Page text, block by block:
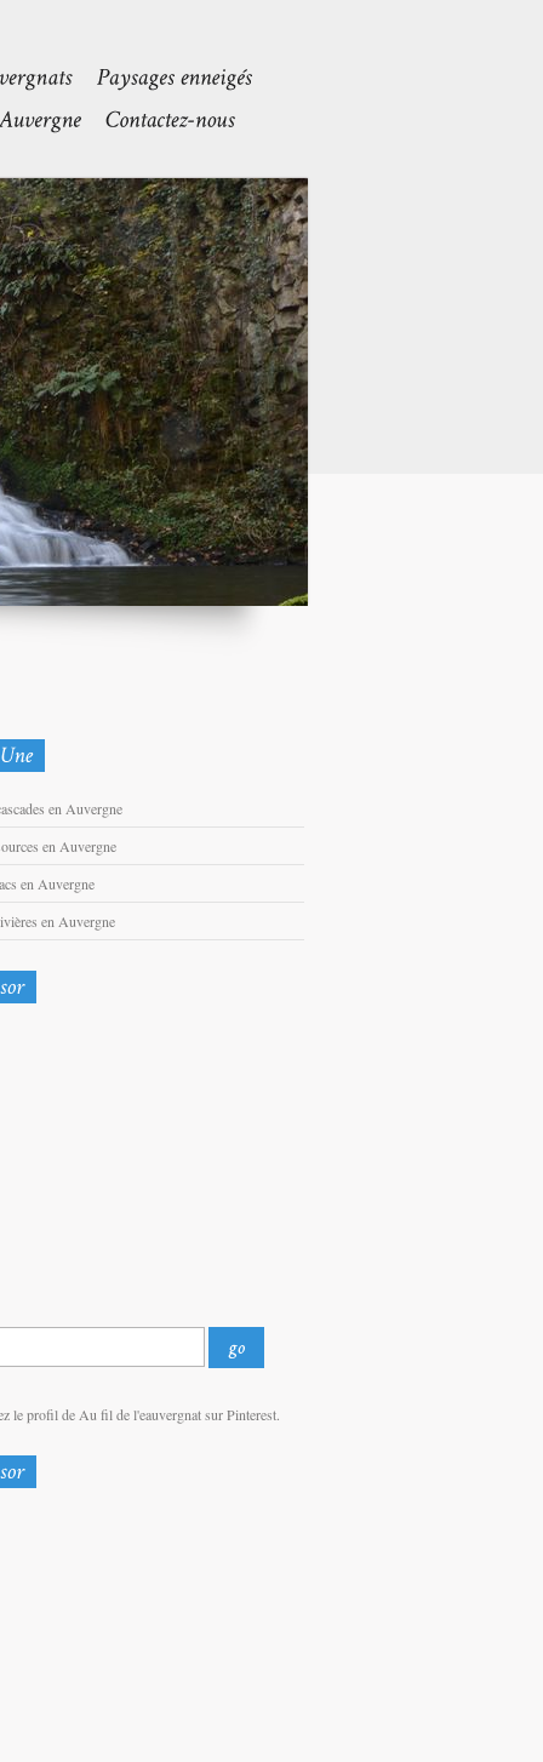
en Auvergne
en Auvergne
en Auvergne
en Auvergne
le profil de Au fil de l'eauvergnat sur Pinterest.